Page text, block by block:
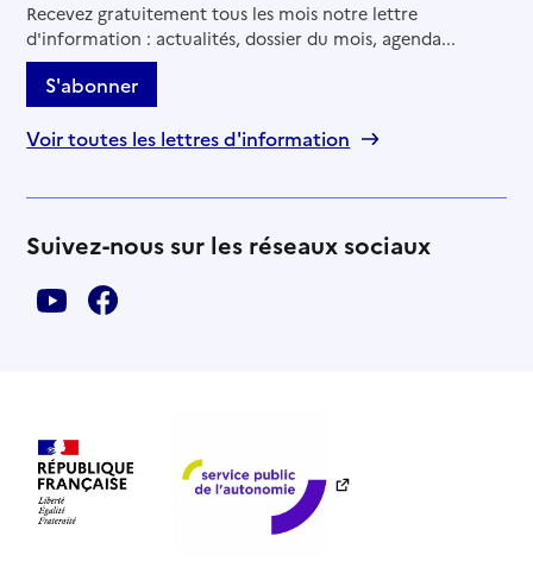
Recevez gratuitement tous les mois notre lettre
d'information : actualités, dossier du mois, agenda...
S'abonner
Voir toutes les lettres d'information
Suivez-nous sur les réseaux sociaux